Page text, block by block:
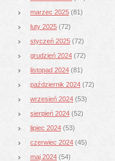
marzec 2025 (81)
luty 2025 (72)
styczeń 2025 (72)
grudzień 2024 (72)
listopad 2024 (81)
październik 2024 (72)
wrzesień 2024 (53)
sierpień 2024 (52)
lipiec 2024 (53)
czerwiec 2024 (45)
maj 2024 (54)